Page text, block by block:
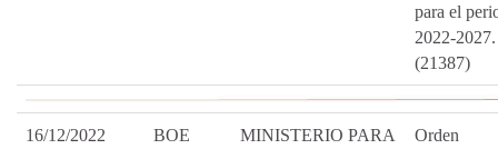
para el
2022-2027.
(21387)
16/12/2022 BOE
MINISTERIO PARA
Orden